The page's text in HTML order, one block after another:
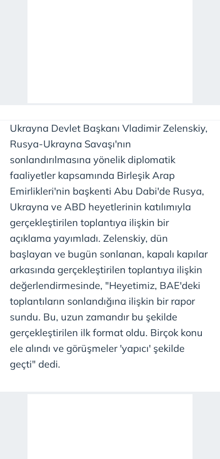
Ukrayna Devlet Başkanı Vladimir Zelenskiy,
Rusya-Ukrayna Savaşı'nın
sonlandırılmasına yönelik diplomatik
faaliyetler kapsamında Birleşik Arap
Emirlikleri'nin başkenti Abu Dabi'de Rusya,
Ukrayna ve ABD heyetlerinin katılımıyla
gerçekleştirilen toplantıya ilişkin bir
açıklama yayımladı. Zelenskiy, dün
başlayan ve bugün sonlanan, kapalı kapılar
arkasında gerçekleştirilen toplantıya ilişkin
değerlendirmesinde, "Heyetimiz, BAE'deki
toplantıların sonlandığına ilişkin bir rapor
sundu. Bu, uzun zamandır bu şekilde
gerçekleştirilen ilk format oldu. Birçok konu
ele alındı ve görüşmeler 'yapıcı' şekilde
geçti" dedi.